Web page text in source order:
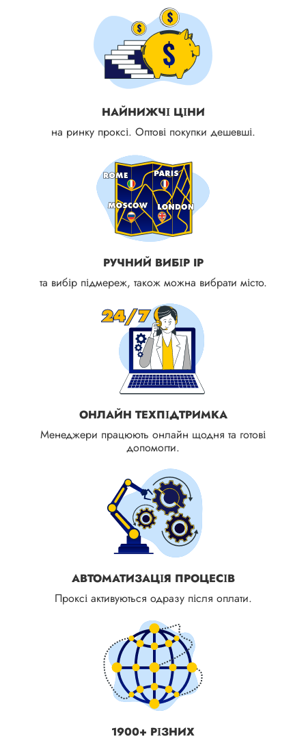
НАЙНИЖЧІ ЦІНИ
на ринку проксі. Оптові покупки дешевші.
РУЧНИЙ ВИБІР IP
та вибір підмереж, також можна вибрати місто.
ОНЛАЙН ТЕХПІДТРИМКА
Менеджери працюють онлайн щодня та готові
допомогти.
АВТОМАТИЗАЦІЯ ПРОЦЕСІВ
Проксі активуються одразу після оплати.
1900+ РІЗНИХ